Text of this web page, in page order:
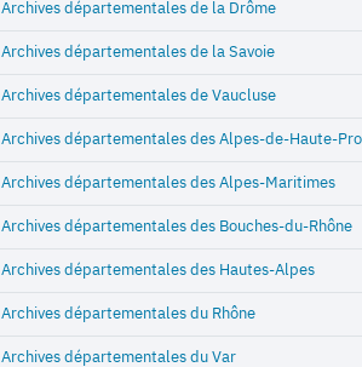
Archives départementales de la Drôme
Archives départementales de la Savoie
Archives départementales de Vaucluse
Archives départementales des Alpes-de-Haute-
Archives départementales des Alpes-Maritimes
Archives départementales des Bouches-du-Rhône
Archives départementales des Hautes-Alpes
Archives départementales du Rhône
Archives départementales du Var